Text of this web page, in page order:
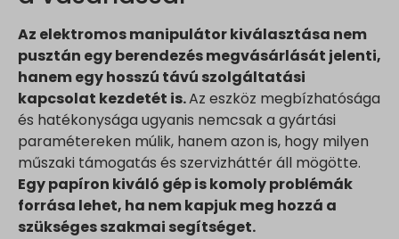
Az elektromos manipulátor kiválasztása nem
pusztán egy berendezés megvásárlását jelenti,
hanem egy hosszú távú szolgáltatási
kapcsolat kezdetét is.Az eszköz megbízhatósága
és hatékonysága ugyanis nemcsak a gyártási
paramétereken múlik, hanem azon is, hogy milyen
műszaki támogatás és szervizháttér áll mögötte.
Egy papíron kiváló gép is komoly problémák
forrása lehet, ha nem kapjuk meg hozzá a
szükséges szakmai segítséget.
www.google.com.hk
www.google.com.tr
www.google.cz
www.google.de
www.google.fr
www.google.hr
www.google.hu
www.google.it